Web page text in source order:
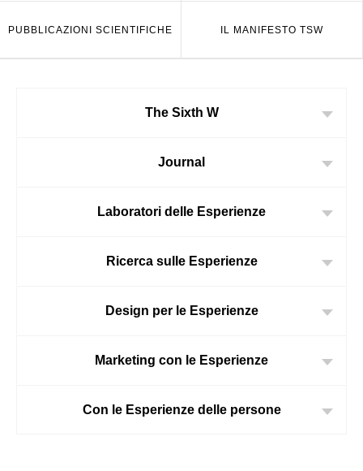
PUBBLICAZIONI SCIENTIFICHE IL MANIFESTO TSW
The Sixth W
Journal
Laboratori delle Esperienze
Ricerca sulle Esperienze
Design per le Esperienze
Marketing con le Esperienze
Con le Esperienze delle persone